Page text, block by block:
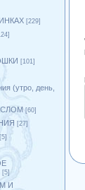
[229]
[101]
(утро, день,
[60]
[27]
[5]
[5]
И